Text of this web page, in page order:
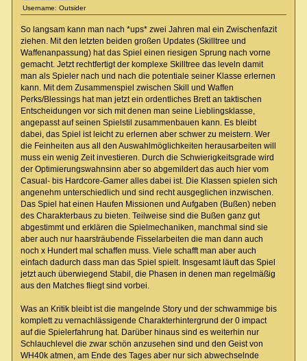
Username: Outsider
So langsam kann man nach *ups* zwei Jahren mal ein Zwischenfazit
ziehen. Mit den letzten beiden großen Updates (Skilltree und
Waffenanpassung) hat das Spiel einen riesigen Sprung nach vorne
gemacht. Jetzt rechtfertigt der komplexe Skilltree das leveln damit
man als Spieler nach und nach die potentiale seiner Klasse erlernen
kann. Mit dem Zusammenspiel zwischen Skill und Waffen
Perks/Blessings hat man jetzt ein ordentliches Brett an taktischen
Entscheidungen vor sich mit denen man seine Lieblingsklasse,
angepasst auf seinen Spielstil zusammenbauen kann. Es bleibt
dabei, das Spiel ist leicht zu erlernen aber schwer zu meistern. Wer
die Feinheiten aus all den Auswahlmöglichkeiten herausarbeiten will
muss ein wenig Zeit investieren. Durch die Schwierigkeitsgrade wird
der Optimierungswahnsinn aber so abgemildert das auch hier vom
Casual- bis Hardcore-Gamer alles dabei ist. Die Klassen spielen sich
angenehm unterschiedlich und sind recht ausgeglichen inzwischen.
Das Spiel hat einen Haufen Missionen und Aufgaben (Bußen) neben
des Charakterbaus zu bieten. Teilweise sind die Bußen ganz gut
abgestimmt und erklären die Spielmechaniken, manchmal sind sie
aber auch nur haarsträubende Fisselarbeiten die man dann auch
noch x Hundert mal schaffen muss. Viele schafft man aber auch
einfach dadurch dass man das Spiel spielt. Insgesamt läuft das Spiel
jetzt auch überwiegend Stabil, die Phasen in denen man regelmäßig
aus den Matches fliegt sind vorbei.
Was an Kritik bleibt ist die mangelnde Story und der schwammige bis
komplett zu vernachlässigende Charakterhintergrund der 0 impact
auf die Spielerfahrung hat. Darüber hinaus sind es weiterhin nur
Schlauchlevel die zwar schön anzusehen sind und den Geist von
WH40k atmen, am Ende des Tages aber nur sich abwechselnde